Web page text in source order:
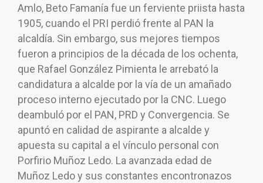
Amlo, Beto Famanía fue un ferviente priista hasta
1905, cuando el PRI perdió frente al PAN la
alcaldía. Sin embargo, sus mejores tiempos
fueron a principios de la década de los ochenta,
que Rafael González Pimienta le arrebató la
candidatura a alcalde por la vía de un amañado
proceso interno ejecutado por la CNC. Luego
deambuló por el PAN, PRD y Convergencia. Se
apuntó en calidad de aspirante a alcalde y
apuesta su capital a el vínculo personal con
Porfirio Muñoz Ledo. La avanzada edad de
Muñoz Ledo y sus constantes encontronazos